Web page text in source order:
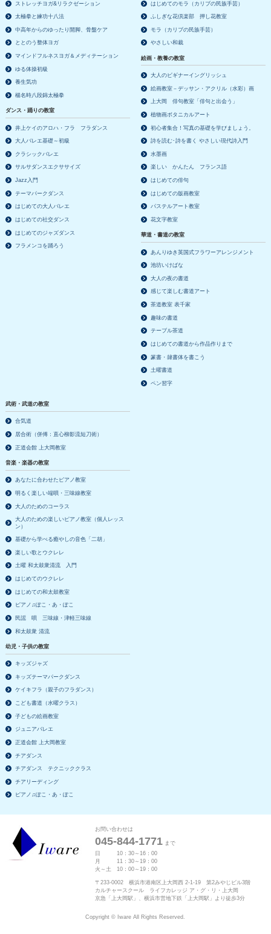
ストレッチヨガ&リラクゼーション
太極拳と練功十八法
中高年からのゆったり開脚、骨盤ケア
ととのう整体ヨガ
マインドフルネスヨガ＆メディテーション
ゆる体操初級
養生気功
楊名時八段錦太極拳
ダンス・踊りの教室
井上ケイのアロハ・フラ フラダンス
大人バレエ基礎～初級
クラシックバレエ
サルサダンスエクササイズ
Jazz入門
テーマパークダンス
はじめての大人バレエ
はじめての社交ダンス
はじめてのジャズダンス
フラメンコを踊ろう
はじめてのモラ（カリブの民族手芸）
ふしぎな花倶楽部 押し花教室
モラ（カリブの民族手芸）
やさしい和裁
絵画・教養の教室
大人のビギナーイングリッシュ
絵画教室－デッサン・アクリル（水彩）画
上大岡 俳句教室「俳句と出会う」
植物画ボタニカルアート
初心者集合！写真の基礎を学びましょう。
詩を読む･詩を書く やさしい現代詩入門
水墨画
楽しい かんたん フランス語
はじめての俳句
はじめての版画教室
パステルアート教室
花文字教室
華道・書道の教室
あんりゆき英国式フラワーアレンジメント
池坊いけばな
大人の夜の書道
感じて楽しむ書道アート
茶道教室 表千家
趣味の書道
テーブル茶道
はじめての書道から作品作りまで
篆書・隷書体を書こう
土曜書道
ペン習字
武術・武道の教室
合気道
居合術（併傅：直心柳影流短刀術）
正道会館 上大岡教室
音楽・楽器の教室
あなたに合わせたピアノ教室
明るく楽しい端唄・三味線教室
大人のためのコーラス
大人のための楽しいピアノ教室（個人レッス
ン）
基礎から学べる癒やしの音色「二胡」
楽しい歌とウクレレ
土曜 和太鼓衆清流 入門
はじめてのウクレレ
はじめての和太鼓教室
ピアノ♫ぽこ・あ・ぽこ
民謡 唄 三味線・津軽三味線
和太鼓衆 清流
幼児・子供の教室
キッズジャズ
キッズテーマパークダンス
ケイキフラ（親子のフラダンス）
こども書道（水曜クラス）
子どもの絵画教室
ジュニアバレエ
正道会館 上大岡教室
チアダンス
チアダンス テクニッククラス
チアリーディング
ピアノ♫ぽこ・あ・ぽこ
お問い合わせは
045-844-1771まで
日 10：30～16：00
月 11：30～19：00
火～土 10：00～19：00
〒233-0002 横浜市港南区上大岡西 2-1-19 第2みやじビル3階
カルチャースクール ライフカレッジ ア・グ・リ・上大岡
京急「上大岡駅」、横浜市営地下鉄「上大岡駅」より徒歩3分
Copyright © Iware All Rights Reserved.